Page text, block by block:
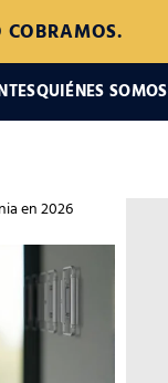
QUIÉNES SOMOS
en 2026